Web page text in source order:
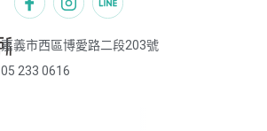
嘉義市西區博愛路二段203號
05 233 0616